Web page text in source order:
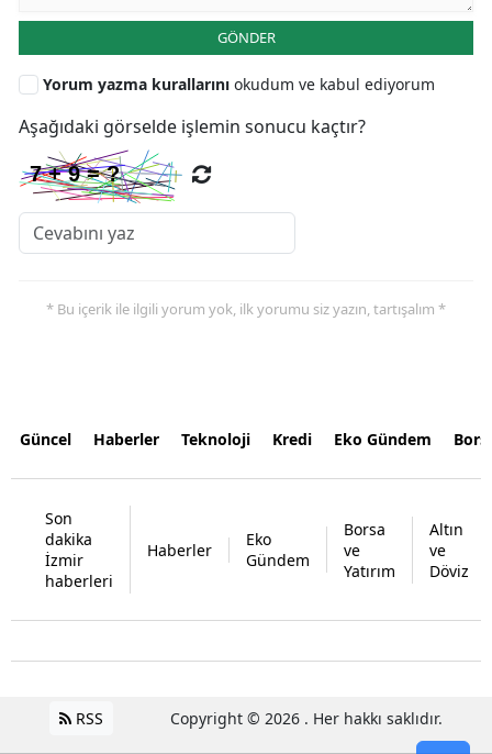
GÖNDER
Yorum yazma kurallarını okudum ve kabul ediyorum
Aşağıdaki görselde işlemin sonucu kaçtır?
* Bu içerik ile ilgili yorum yok, ilk yorumu siz yazın, tartışalım *
Güncel Haberler Teknoloji Kredi Eko Gündem
Son
dakika
İzmir
haberleri
Haberler
Eko
Gündem
Borsa
ve
Yatırım
Altın
ve
Döviz
RSS Copyright © 2026 . Her hakkı saklıdır.